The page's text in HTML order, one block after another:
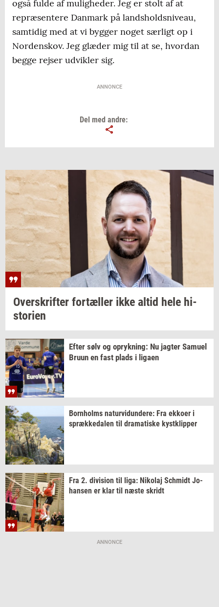
også fulde af muligheder. Jeg er stolt af at
repræsentere Danmark på landsholdsniveau,
samtidig med at vi bygger noget særligt op i
Nordenskov. Jeg glæder mig til at se, hvordan
begge rejser udvikler sig.
ANNONCE
Del med andre:
Over­skrif­ter for­tæl­ler ikke altid hele hi­
sto­ri­en
Efter sølv og op­ryk­ning: Nu jag­ter Samu­el
Bruun en fast plads i liga­en
Born­holms na­tur­vi­dun­de­re: Fra ek­ko­er i
spræk­ke­da­len til dra­ma­ti­ske kyst­klip­per
Fra 2. di­vi­sion til liga: Ni­ko­laj Sch­midt Jo­
han­sen er klar til næste skridt
ANNONCE